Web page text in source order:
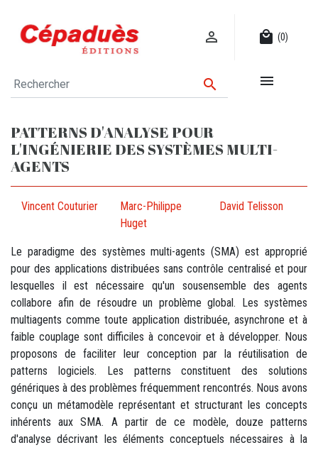
 local_mall (0)
 
PATTERNS D'ANALYSE POUR
L'INGÉNIERIE DES SYSTÈMES MULTI-
AGENTS
Vincent Couturier
Marc-Philippe
Huget
David Telisson
Le paradigme des systèmes multi-agents (SMA) est approprié
pour des applications distribuées sans contrôle centralisé et pour
lesquelles il est nécessaire qu'un sousensemble des agents
collabore afin de résoudre un problème global. Les systèmes
multiagents comme toute application distribuée, asynchrone et à
faible couplage sont difficiles à concevoir et à développer. Nous
proposons de faciliter leur conception par la réutilisation de
patterns logiciels. Les patterns constituent des solutions
génériques à des problèmes fréquemment rencontrés. Nous avons
conçu un métamodèle représentant et structurant les concepts
inhérents aux SMA. A partir de ce modèle, douze patterns
d'analyse décrivant les éléments conceptuels nécessaires à la